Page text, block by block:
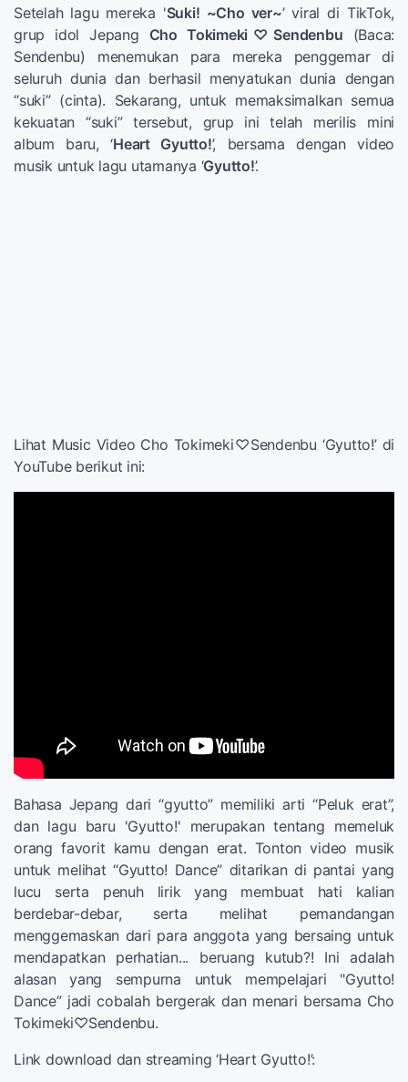
Setelah lagu mereka 'Suki! ~Cho ver~’ viral di TikTok,
grup idol Jepang Cho Tokimeki♡Sendenbu (Baca:
Sendenbu) menemukan para mereka penggemar di
seluruh dunia dan berhasil menyatukan dunia dengan
“suki” (cinta). Sekarang, untuk memaksimalkan semua
kekuatan “suki” tersebut, grup ini telah merilis mini
album baru, ‘Heart Gyutto!’, bersama dengan video
musik untuk lagu utamanya ‘Gyutto!’.
Lihat Music Video Cho Tokimeki♡Sendenbu ‘Gyutto!’ di
YouTube berikut ini:
Bahasa Jepang dari “gyutto” memiliki arti “Peluk erat”,
dan lagu baru 'Gyutto!' merupakan tentang memeluk
orang favorit kamu dengan erat. Tonton video musik
untuk melihat “Gyutto! Dance” ditarikan di pantai yang
lucu serta penuh lirik yang membuat hati kalian
berdebar-debar, serta melihat pemandangan
menggemaskan dari para anggota yang bersaing untuk
mendapatkan perhatian... beruang kutub?! Ini adalah
alasan yang sempurna untuk mempelajari "Gyutto!
Dance” jadi cobalah bergerak dan menari bersama Cho
Tokimeki♡Sendenbu.
Link download dan streaming ‘Heart Gyutto!’: